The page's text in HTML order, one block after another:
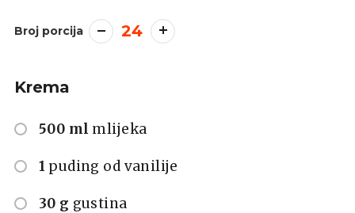
Broj porcija 24
Krema
500 ml mlijeka
1 puding od vanilije
30 g gustina